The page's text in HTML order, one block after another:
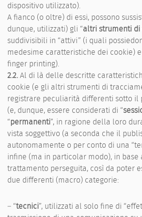
dispositivo utilizzato).
A fianco (o oltre) di essi, possono
dunque, utilizzati) gli “altri strumenti
suddivisibili in “attivi” (i quali
medesime caratteristiche dei cookie) e
finger printing).
2.2.Al di là delle descritte
cookie (e gli altri strumenti di
registrare peculiarità differenti sotto
(e, dunque, essere considerati di “
“permanenti”, in ragione della loro
vista soggettivo (a seconda che il
autonomamente o per conto di una
infine (ma in particolar modo), in
trattamento perseguita, così da poter
due differenti (macro) categorie:
– “tecnici”, utilizzati al solo fine di